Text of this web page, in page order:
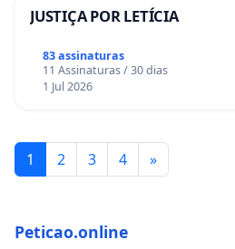
JUSTIÇA POR LETÍCIA
83 assinaturas
11 Assinaturas / 30 dias
1 Jul 2026
1 2 3 4 »
Peticao.online